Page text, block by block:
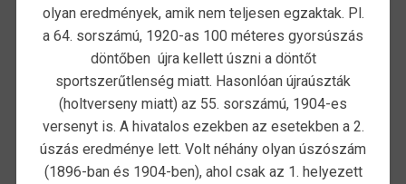
olyan eredmények, amik nem teljesen egzaktak. Pl.
a 64. sorszámú, 1920-as 100 méteres gyorsúszás
döntőben újra kellett úszni a döntőt
sportszerűtlenség miatt. Hasonlóan újraúszták
(holtverseny miatt) az 55. sorszámú, 1904-es
versenyt is. A hivatalos ezekben az esetekben a 2.
úszás eredménye lett. Volt néhány olyan úszószám
(1896-ban és 1904-ben), ahol csak az 1. helyezett